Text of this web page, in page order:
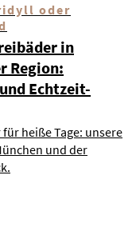
oder
in
Region:
Echtzeit-
heiße Tage: unsere
und der